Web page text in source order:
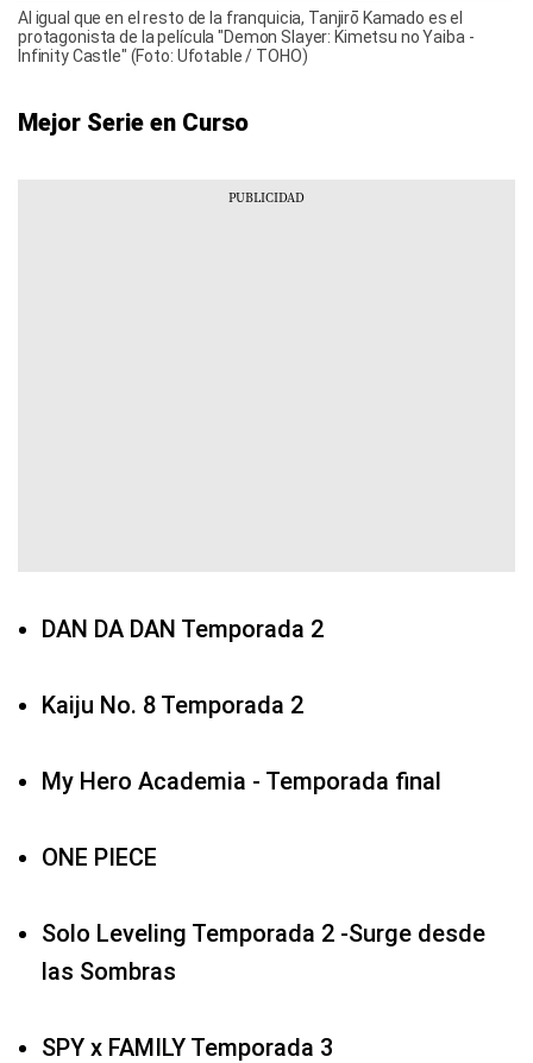
Al igual que en el resto de la franquicia, Tanjirō Kamado es el
protagonista de la película "Demon Slayer: Kimetsu no Yaiba -
Infinity Castle" (Foto: Ufotable / TOHO)
Mejor Serie en Curso
DAN DA DAN Temporada 2
Kaiju No. 8 Temporada 2
My Hero Academia - Temporada final
ONE PIECE
Solo Leveling Temporada 2 -Surge desde
las Sombras
SPY x FAMILY Temporada 3